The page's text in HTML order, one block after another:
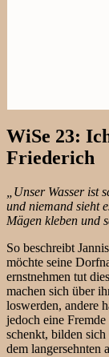
WiSe 23:
Friederich
„Unser Wasser ist
und niemand sieht
Mägen kleben und
So beschreibt
möchte seine
ernstnehmen tut
machen sich über
loswerden, andere
jedoch eine
schenkt, bilden
dem